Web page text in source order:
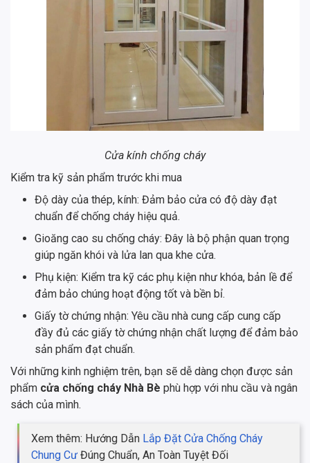
Cửa kính chống cháy
Kiểm tra kỹ sản phẩm trước khi mua
Độ dày của thép, kính: Đảm bảo cửa có độ dày đạt
chuẩn để chống cháy hiệu quả.
Gioăng cao su chống cháy: Đây là bộ phận quan trọng
giúp ngăn khói và lửa lan qua khe cửa.
Phụ kiện: Kiểm tra kỹ các phụ kiện như khóa, bản lề để
đảm bảo chúng hoạt động tốt và bền bỉ.
Giấy tờ chứng nhận: Yêu cầu nhà cung cấp cung cấp
đầy đủ các giấy tờ chứng nhận chất lượng để đảm bảo
sản phẩm đạt chuẩn.
Với những kinh nghiệm trên, bạn sẽ dễ dàng chọn được sản
phẩm cửa chống cháy Nhà Bè phù hợp với nhu cầu và ngân
sách của mình.
Xem thêm: Hướng Dẫn Lắp Đặt Cửa Chống Cháy
Chung Cư Đúng Chuẩn, An Toàn Tuyệt Đối